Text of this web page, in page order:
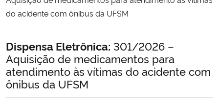
Ministério da Economia
Ministério da Agricultura, Pecuária e Abastecimento
Ministério da Educação
do acidente com ônibus da UFSM
Início do conteúdo
Dispensa Eletrônica: 301/2026 –
Aquisição de medicamentos para
atendimento às vítimas do acidente com
ônibus da UFSM